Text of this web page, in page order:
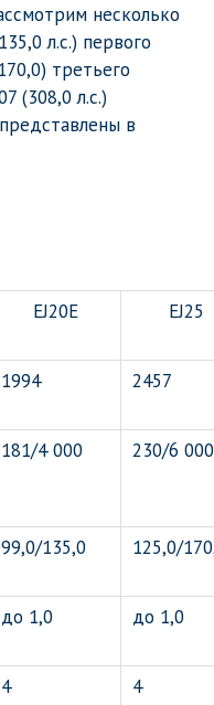
несколько
л.с.) первого
третьего
(308,0 л.с.)
в
EJ20E EJ25
1994 2457
181/4 000 230/6 000
99,0/135,0 125,0/
до 1,0 до 1,0
4 4